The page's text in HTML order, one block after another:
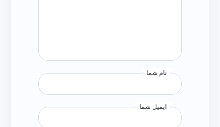
نام شما
ایمیل شما